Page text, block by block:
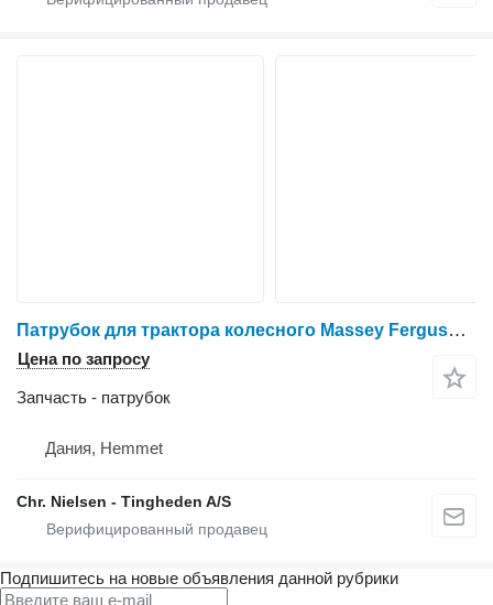
Патрубок для трактора колесного Massey Ferguson 6465
Цена по запросу
Запчасть - патрубок
Дания, Hemmet
Chr. Nielsen - Tingheden A/S
Подпишитесь на новые объявления данной рубрики